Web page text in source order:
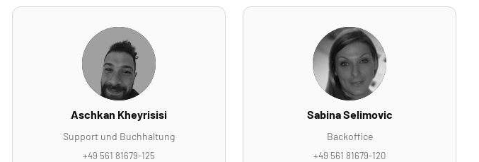
Aschkan Kheyrisisi
Support und Buchhaltung
+49 561 81679-125
Sabina Selimovic
Backoffice
+49 561 81679-120